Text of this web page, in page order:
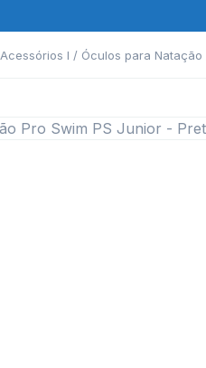
Acessórios I / Óculos para Natação